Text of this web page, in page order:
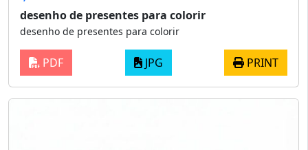
desenho de presentes para colorir
desenho de presentes para colorir
PDF JPG PRINT